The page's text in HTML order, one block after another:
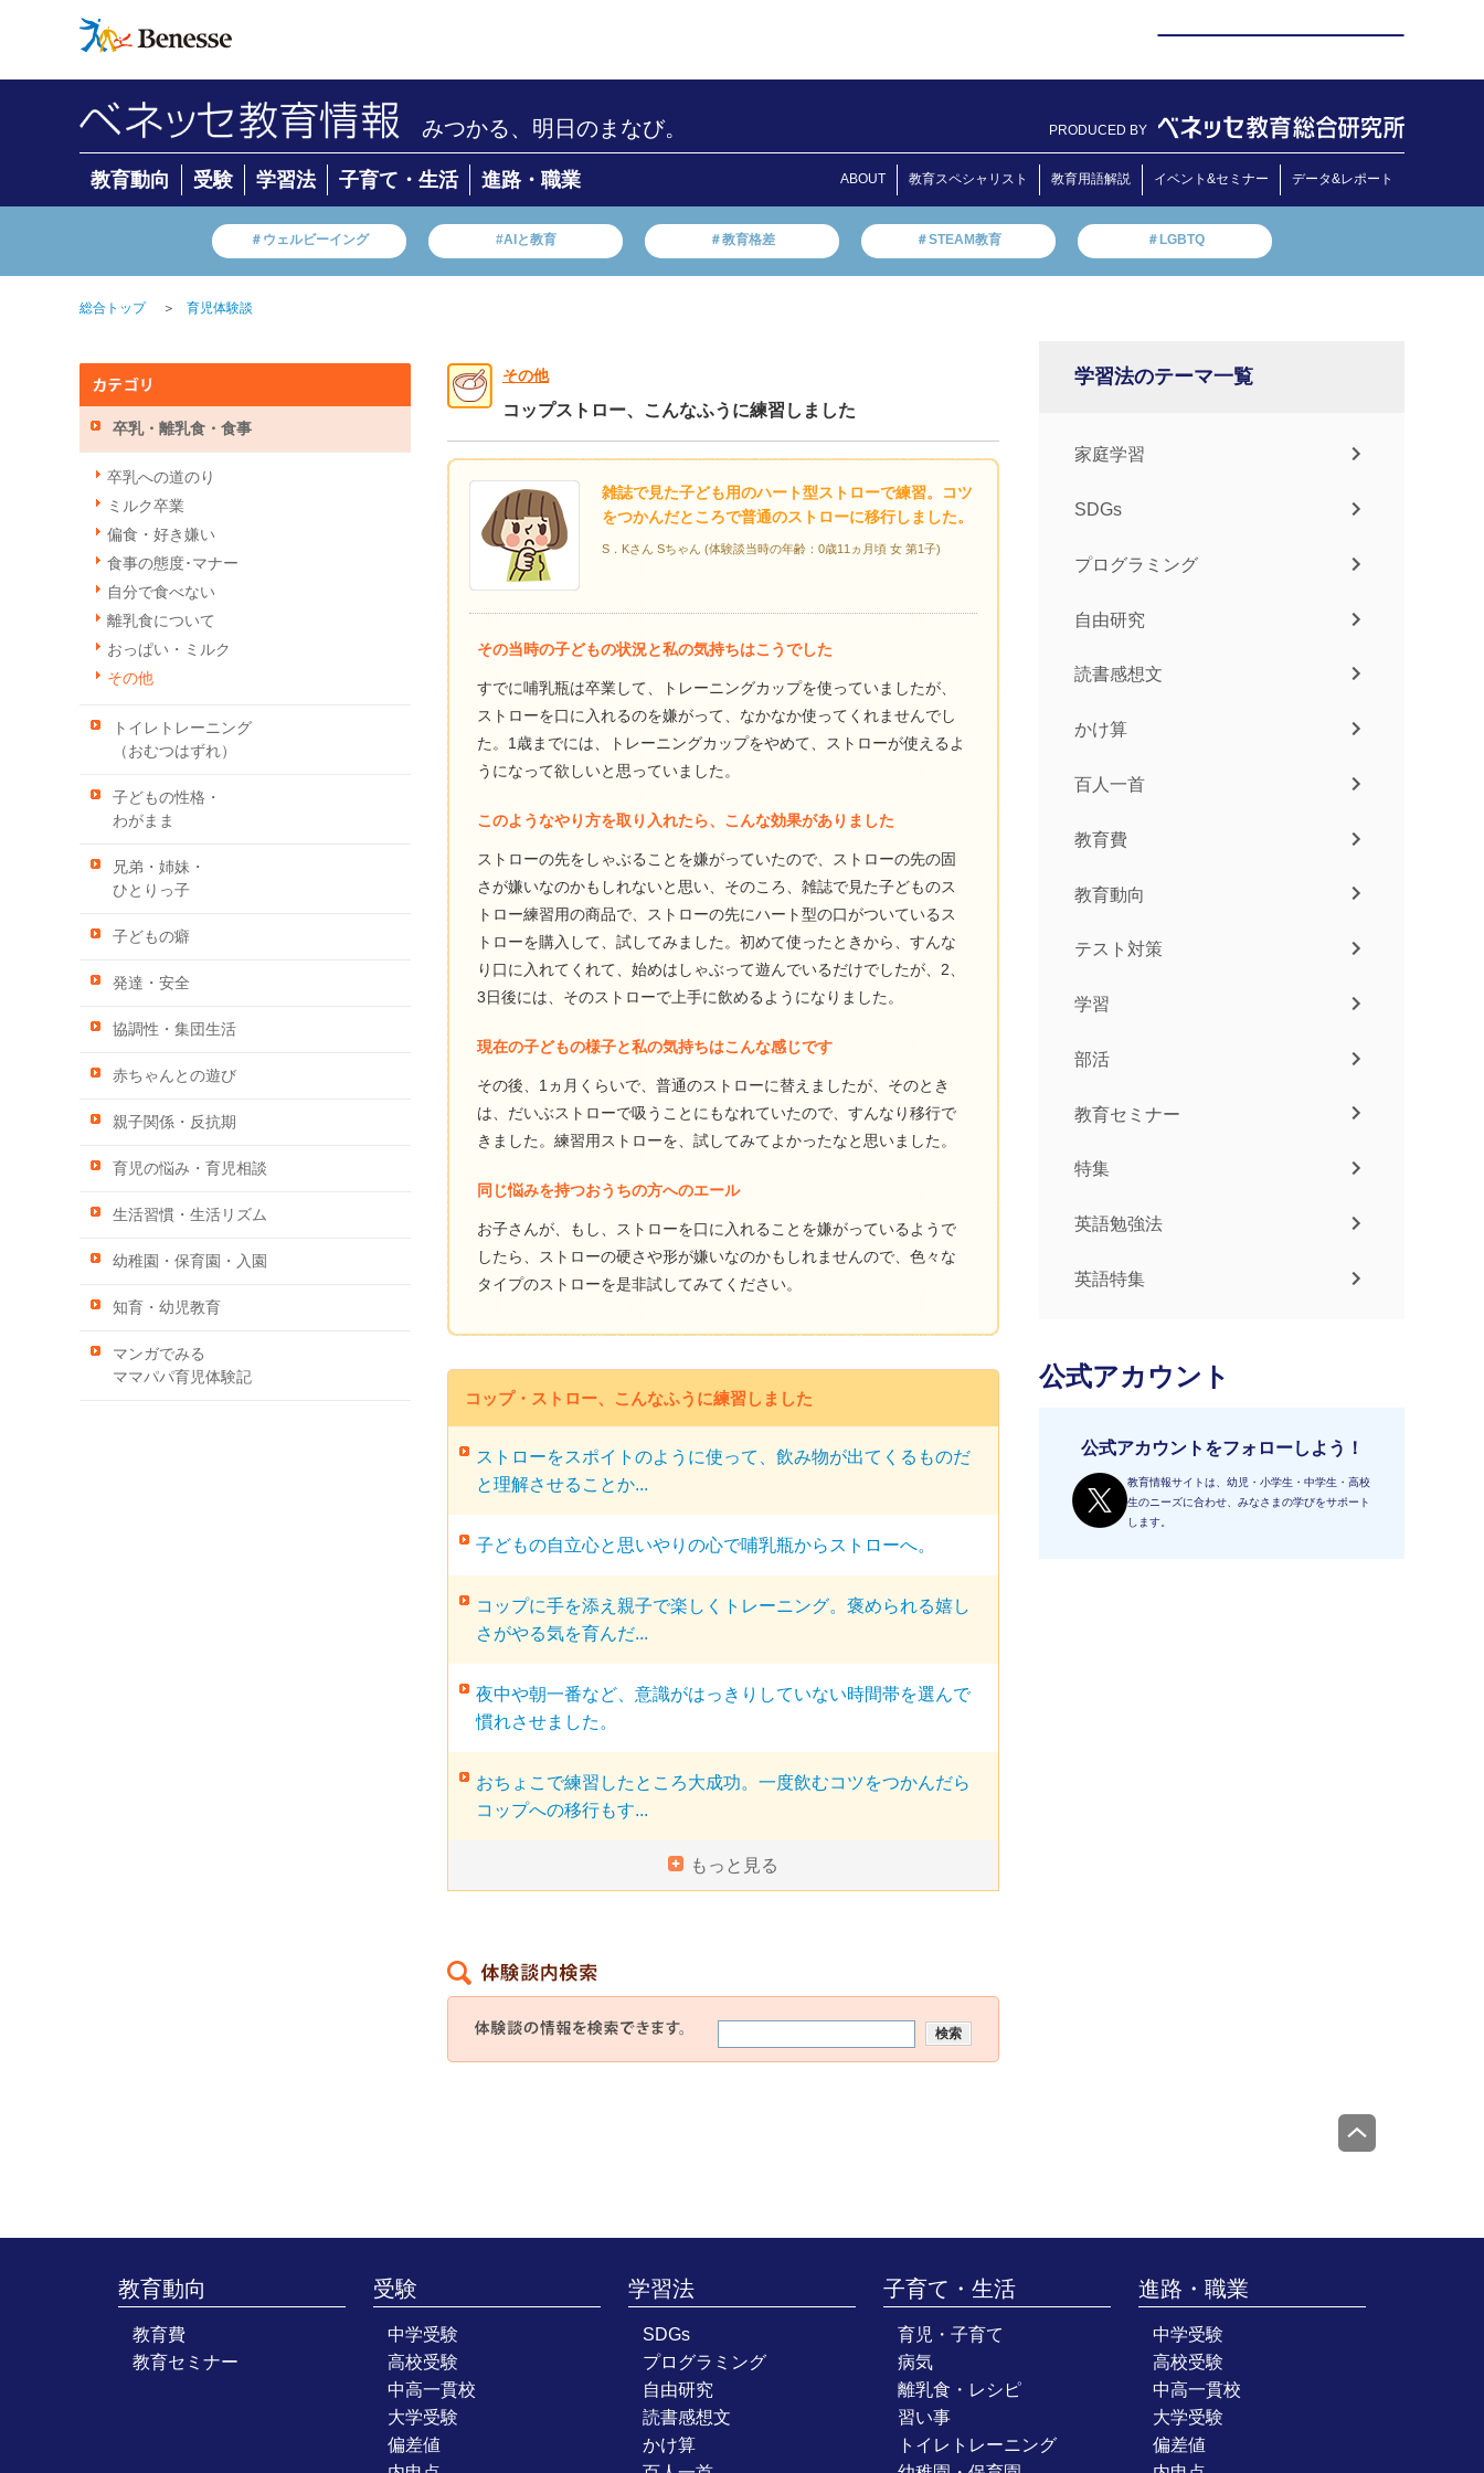
みつかる、明日のまなび。 PRODUCED BY
教育動向 受験 学習法 子育て・生活 進路・職業 ABOUT 教育スペシャリスト 教育用語解説 イベント&セミナー データ&レポート
＃ウェルビーイング #AIと教育 ＃教育格差 ＃STEAM教育 ＃LGBTQ
総合トップ ＞ 育児体験談
卒乳・離乳食・食事
卒乳への道のり
ミルク卒業
偏食・好き嫌い
食事の態度･マナー
自分で食べない
離乳食について
おっぱい・ミルク
その他
トイレトレーニング
（おむつはずれ）
子どもの性格・
わがまま
兄弟・姉妹・
ひとりっ子
子どもの癖
発達・安全
協調性・集団生活
赤ちゃんとの遊び
親子関係・反抗期
育児の悩み・育児相談
生活習慣・生活リズム
幼稚園・保育園・入園
知育・幼児教育
マンガでみる
ママパパ育児体験記
その他
コップストロー、こんなふうに練習しました
雑誌で見た子ども用のハート型ストローで練習。コツ
をつかんだところで普通のストローに移行しました。
S．Kさん Sちゃん (体験談当時の年齢：0歳11ヵ月頃 女 第1子)
その当時の子どもの状況と私の気持ちはこうでした
すでに哺乳瓶は卒業して、トレーニングカップを使っていましたが、
ストローを口に入れるのを嫌がって、なかなか使ってくれませんでし
た。1歳までには、トレーニングカップをやめて、ストローが使えるよ
うになって欲しいと思っていました。
このようなやり方を取り入れたら、こんな効果がありました
ストローの先をしゃぶることを嫌がっていたので、ストローの先の固
さが嫌いなのかもしれないと思い、そのころ、雑誌で見た子どものス
トロー練習用の商品で、ストローの先にハート型の口がついているス
トローを購入して、試してみました。初めて使ったときから、すんな
り口に入れてくれて、始めはしゃぶって遊んでいるだけでしたが、2、
3日後には、そのストローで上手に飲めるようになりました。
現在の子どもの様子と私の気持ちはこんな感じです
その後、1ヵ月くらいで、普通のストローに替えましたが、そのとき
は、だいぶストローで吸うことにもなれていたので、すんなり移行で
きました。練習用ストローを、試してみてよかったなと思いました。
同じ悩みを持つおうちの方へのエール
お子さんが、もし、ストローを口に入れることを嫌がっているようで
したら、ストローの硬さや形が嫌いなのかもしれませんので、色々な
タイプのストローを是非試してみてください。
コップ・ストロー、こんなふうに練習しました
ストローをスポイトのように使って、飲み物が出てくるものだ
と理解させることか...
子どもの自立心と思いやりの心で哺乳瓶からストローへ。
コップに手を添え親子で楽しくトレーニング。褒められる嬉し
さがやる気を育んだ...
夜中や朝一番など、意識がはっきりしていない時間帯を選んで
慣れさせました。
おちょこで練習したところ大成功。一度飲むコツをつかんだら
コップへの移行もす...
もっと見る
学習法のテーマ一覧
家庭学習
SDGs
プログラミング
自由研究
読書感想文
かけ算
百人一首
教育費
教育動向
テスト対策
学習
部活
教育セミナー
特集
英語勉強法
英語特集
公式アカウント
公式アカウントをフォローしよう！
教育情報サイトは、幼児・小学生・中学生・高校
生のニーズに合わせ、みなさまの学びをサポート
します。
教育動向
教育費
教育セミナー
受験
中学受験
高校受験
中高一貫校
大学受験
偏差値
学習法
SDGs
プログラミング
自由研究
読書感想文
かけ算
子育て・生活
育児・子育て
病気
離乳食・レシピ
習い事
トイレトレーニング
進路・職業
中学受験
高校受験
中高一貫校
大学受験
偏差値